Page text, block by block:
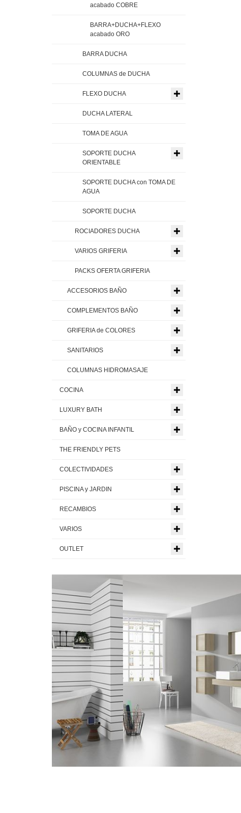
acabado COBRE
BARRA+DUCHA+FLEXO
acabado ORO
BARRA DUCHA
COLUMNAS de DUCHA
FLEXO DUCHA
DUCHA LATERAL
TOMA DE AGUA
SOPORTE DUCHA
ORIENTABLE
SOPORTE DUCHA con TOMA DE
AGUA
SOPORTE DUCHA
ROCIADORES DUCHA
VARIOS GRIFERIA
PACKS OFERTA GRIFERIA
ACCESORIOS BAÑO
COMPLEMENTOS BAÑO
GRIFERIA de COLORES
SANITARIOS
COLUMNAS HIDROMASAJE
COCINA
LUXURY BATH
BAÑO y COCINA INFANTIL
THE FRIENDLY PETS
COLECTIVIDADES
PISCINA y JARDIN
RECAMBIOS
VARIOS
OUTLET